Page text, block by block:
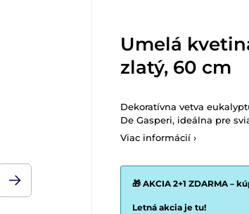
Umelá
zlatý, 60 cm
Dekoratívna vetva
De Gasperi, ideálna pre
Viac informácií ›
🎁 AKCIA 2+1 ZDARMA –
Letná akcia je tu!